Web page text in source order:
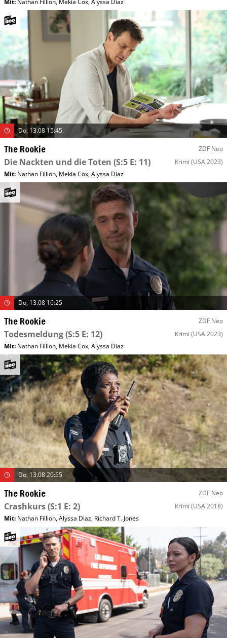
Mit: Nathan Fillion, Mekia Cox,Alyssa Diaz
Do, 13.08 15:45
The Rookie ZDF Neo
Die Nackten und die Toten (S:5 E: 11) Krimi (USA 2023)
Mit: Nathan Fillion, Mekia Cox,Alyssa Diaz
Do, 13.08 16:25
The Rookie ZDF Neo
Todesmeldung(S:5 E: 12) Krimi (USA 2023)
Mit: Nathan Fillion, Mekia Cox,Alyssa Diaz
Do, 13.08 20:55
The Rookie ZDF Neo
Crashkurs(S:1 E: 2) Krimi (USA 2018)
Mit: Nathan Fillion,Alyssa Diaz, Richard T. Jones